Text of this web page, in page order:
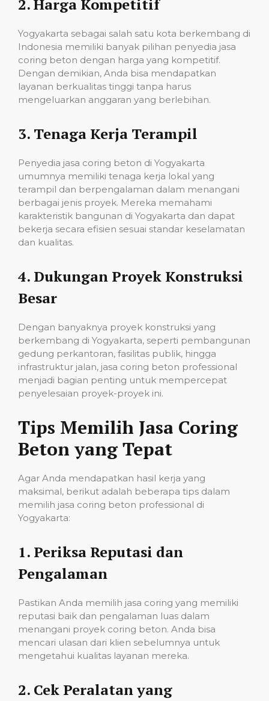
2.Harga Kompetitif
Yogyakarta sebagai salah satu kota berkembang di
Indonesia memiliki banyak pilihan penyedia jasa
coring beton dengan harga yang kompetitif.
Dengan demikian, Anda bisa mendapatkan
layanan berkualitas tinggi tanpa harus
mengeluarkan anggaran yang berlebihan.
3. Tenaga Kerja Terampil
Penyedia jasa coring beton di Yogyakarta
umumnya memiliki tenaga kerja lokal yang
terampil dan berpengalaman dalam menangani
berbagai jenis proyek. Mereka memahami
karakteristik bangunan di Yogyakarta dan dapat
bekerja secara efisien sesuai standar keselamatan
dan kualitas.
4. Dukungan Proyek Konstruksi
Besar
Dengan banyaknya proyek konstruksi yang
berkembang di Yogyakarta, seperti pembangunan
gedung perkantoran, fasilitas publik, hingga
infrastruktur jalan, jasa coring beton professional
menjadi bagian penting untuk mempercepat
penyelesaian proyek-proyek ini.
Tips Memilih Jasa Coring
Beton yang Tepat
Agar Anda mendapatkan hasil kerja yang
maksimal, berikut adalah beberapa tips dalam
memilih jasa coring beton professional di
Yogyakarta:
1. Periksa Reputasi dan
Pengalaman
Pastikan Anda memilih jasa coring yang memiliki
reputasi baik dan pengalaman luas dalam
menangani proyek coring beton. Anda bisa
mencari ulasan dari klien sebelumnya untuk
mengetahui kualitas layanan mereka.
2. Cek Peralatan yang